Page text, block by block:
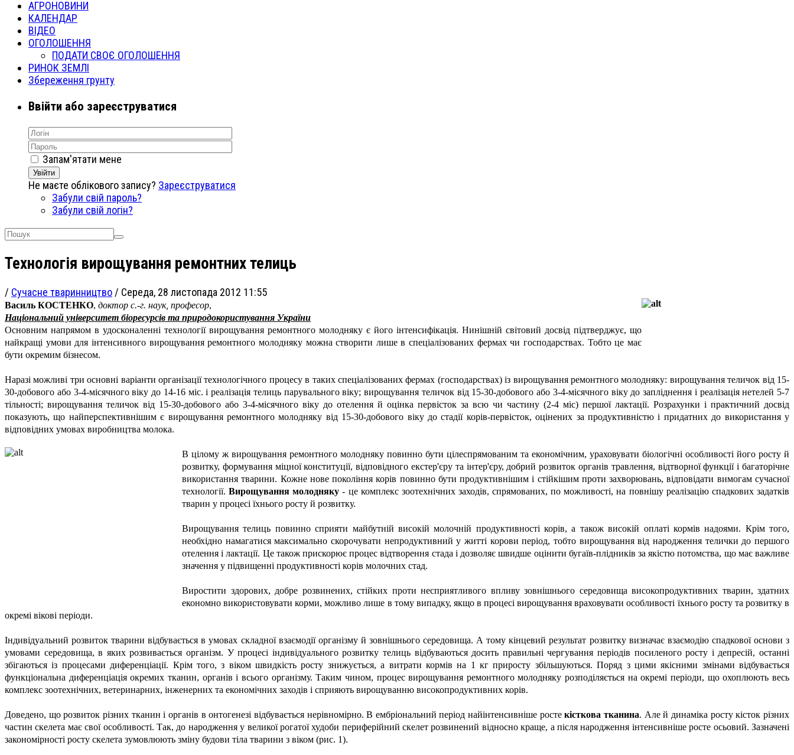
АГРОНОВИНИ
КАЛЕНДАР
ВІДЕО
ОГОЛОШЕННЯ
ПОДАТИ СВОЄ ОГОЛОШЕННЯ
РИНОК ЗЕМЛІ
Збереження грунту
Ввійти або зареєструватися
Запам'ятати мене
Увійти
Не маєте облікового запису? Зареєструватися
Забули свій пароль?
Забули свій логін?
Технологія вирощування ремонтних телиць
/ Сучасне тваринництво / Середа, 28 листопада 2012 11:55
Василь КОСТЕНКО, доктор с.-г. наук, професор,
Національний університет біоресурсів та природокористування України
Основним напрямом в удосконаленні технології вирощування ремонтного молодняку є його інтенсифікація. Нинішній світовий досвід підтверджує, що
найкращі умови для інтенсивного вирощування ремонтного молодняку можна створити лише в спеціалізованих фермах чи господарствах. Тобто це має
бути окремим бізнесом.
Наразі можливі три основні варіанти організації технологічного процесу в таких спеціалізованих фермах (господарствах) із вирощування ремонтного молодняку: вирощування теличок від 15-
30-добового або 3-4-місячного віку до 14-16 міс. і реалізація телиць парувального віку; вирощування теличок від 15-30-добового або 3-4-місячного віку до запліднення і реалізація нетелей 5-7
тільності; вирощування теличок від 15-30-добового або 3-4-місячного віку до отелення й оцінка первісток за всю чи частину (2-4 міс) першої лактації. Розрахунки і практичний досвід
показують, що найперспективнішим є вирощування ремонтного молодняку від 15-30-добового віку до стадії корів-первісток, оцінених за продуктивністю і придатних до використання у
відповідних умовах виробництва молока.
В цілому ж вирощування ремонтного молодняку повинно бути цілеспрямованим та економічним, ураховувати біологічні особливості його росту й
розвитку, формування міцної конституції, відповідного екстер'єру та інтер'єру, добрий розвиток органів травлення, відтворної функції і багаторічне
використання тварини. Кожне нове покоління корів повинно бути продуктивнішим і стійкішим проти захворювань, відповідати вимогам сучасної
технології.Вирощування молодняку - це комплекс зоотехнічних заходів, спрямованих, по можливості, на повнішу реалізацію спадкових задатків
тварин у процесі їхнього росту й розвитку.
Вирощування телиць повинно сприяти майбутній високій молочній продуктивності корів, а також високій оплаті кормів надоями. Крім того,
необхідно намагатися максимально скорочувати непродуктивний у житті корови період, тобто вирощування від народження телички до першого
отелення і лактації. Це також прискорює процес відтворення стада і дозволяє швидше оцінити бугаїв-плідників за якістю потомства, що має важливе
значення у підвищенні продуктивності корів молочних стад.
Виростити здорових, добре розвинених, стійких проти несприятливого впливу зовнішнього середовища високопродуктивних тварин, здатних
економно використовувати корми, можливо лише в тому випадку, якщо в процесі вирощування враховувати особливості їхнього росту та розвитку в
окремі вікові періоди.
Індивідуальний розвиток тварини відбувається в умовах складної взаємодії організму й зовнішнього середовища. А тому кінцевий результат розвитку визначає взаємодію спадкової основи з
умовами середовища, в яких розвивається організм. У процесі індивідуального розвитку телиць відбуваються досить правильні чергування періодів посиленого росту і депресій, останні
збігаються із процесами диференціації. Крім того, з віком швидкість росту знижується, а витрати кормів на 1 кг приросту збільшуються. Поряд з цими якісними змінами відбувається
функціональна диференціація окремих тканин, органів і всього організму. Таким чином, процес вирощування ремонтного молодняку розподіляється на окремі періоди, що охоплюють весь
комплекс зоотехнічних, ветеринарних, інженерних та економічних заходів і сприяють вирощуванню високопродуктивних корів.
Доведено, що розвиток різних тканин і органів в онтогенезі відбувається нерівномірно. В ембріональний період найінтенсивніше ростекісткова тканина. Але й динаміка росту кісток різних
частин скелета має свої особливості. Так, до народження у великої рогатої худоби периферійний скелет розвинений відносно краще, а після народження інтенсивніше росте осьовий. Зазначені
закономірності росту скелета зумовлюють зміну будови тіла тварини з віком (рис. 1).